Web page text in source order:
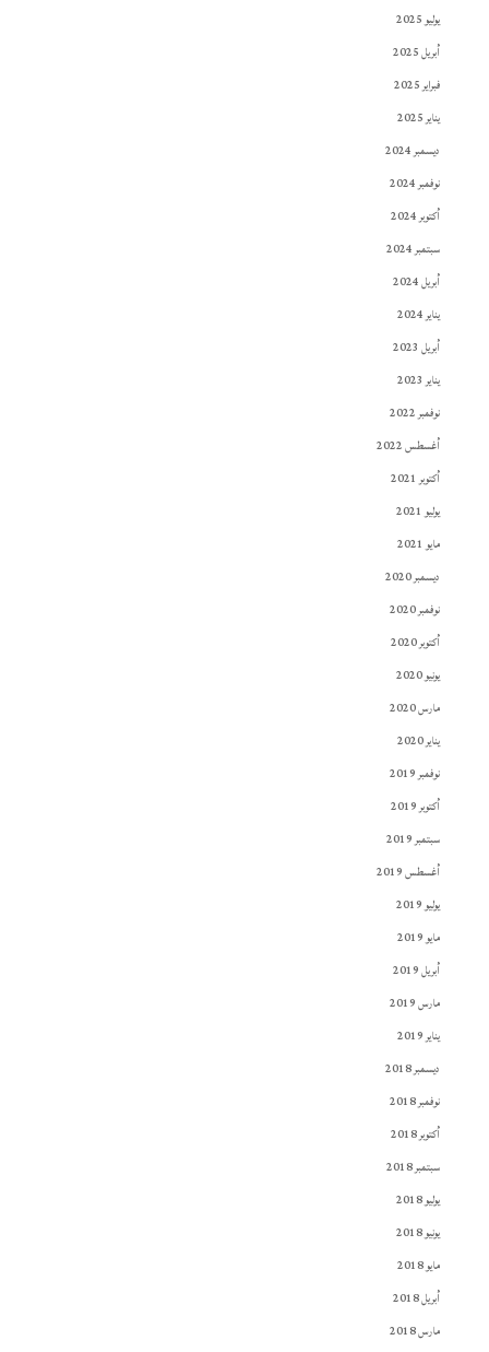
يوليو 2025
أبريل 2025
فبراير 2025
يناير 2025
ديسمبر 2024
نوفمبر 2024
أكتوبر 2024
سبتمبر 2024
أبريل 2024
يناير 2024
أبريل 2023
يناير 2023
نوفمبر 2022
أغسطس 2022
أكتوبر 2021
يوليو 2021
مايو 2021
ديسمبر 2020
نوفمبر 2020
أكتوبر 2020
يونيو 2020
مارس 2020
يناير 2020
نوفمبر 2019
أكتوبر 2019
سبتمبر 2019
أغسطس 2019
يوليو 2019
مايو 2019
أبريل 2019
مارس 2019
يناير 2019
ديسمبر 2018
نوفمبر 2018
أكتوبر 2018
سبتمبر 2018
يوليو 2018
يونيو 2018
مايو 2018
أبريل 2018
مارس 2018